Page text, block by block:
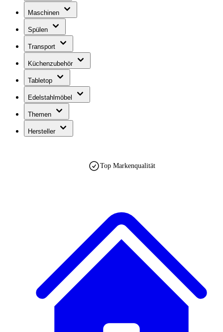
Maschinen
Spülen
Transport
Küchenzubehör
Tabletop
Edelstahlmöbel
Themen
Hersteller
Top Markenqualität